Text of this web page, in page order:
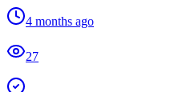
4 months ago
27